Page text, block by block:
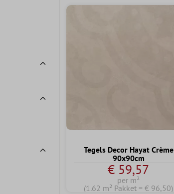
Tegels Decor Hayat Crème
90x90cm
€ 59,57
per m²
(1.62 m² Pakket = € 96,50)